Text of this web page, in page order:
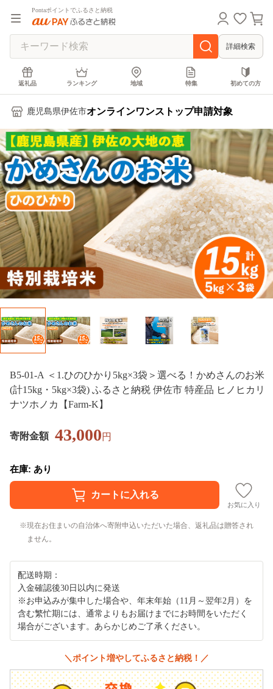
Pontaポイントでふるさと納税
詳細検索
返礼品 ランキング 地域 特集 初めての方
鹿児島県伊佐市オンラインワンストップ申請対象
B5-01-A ＜1.ひのひかり5kg×3袋＞選べる！かめさんのお米
(計15kg・5kg×3袋) ふるさと納税 伊佐市 特産品 ヒノヒカリ
ナツホノカ【Farm-K】
寄附金額 43,000円
在庫: あり
お気に入り
現在お住まいの自治体へ寄附申込いただいた場合、返礼品は贈答され
ません。
配送時期：
入金確認後30日以内に発送
※お申込みが集中した場合や、年末年始（11月～翌年2月）を
含む繁忙期には、通常よりもお届けまでにお時間をいただく
場合がございます。あらかじめご了承ください。
＼ポイント増やしてふるさと納税！／